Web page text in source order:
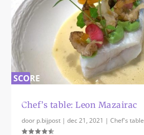
SCORE
%
Chef’s table: Leon Mazairac
door p.bijpost |dec 21, 2021 |Chef's table